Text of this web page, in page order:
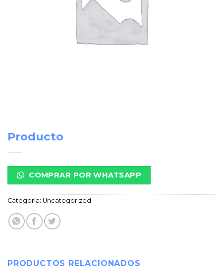
Producto
COMPRAR POR WHATSAPP
Categoría: Uncategorized
PRODUCTOS RELACIONADOS